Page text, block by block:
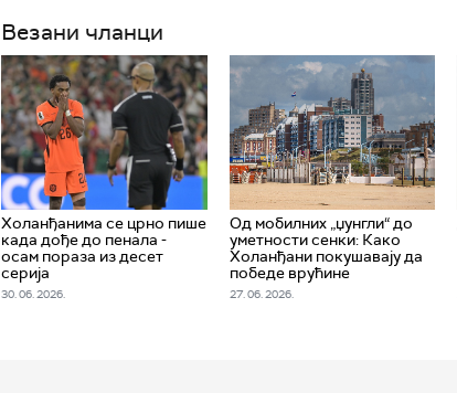
Везани чланци
Холанђанима се црно пише
када дође до пенала -
осам пораза из десет
серија
30. 06. 2026.
Од мобилних „џунгли“ до
уметности сенки: Како
Холанђани покушавају да
победе врућине
27. 06. 2026.